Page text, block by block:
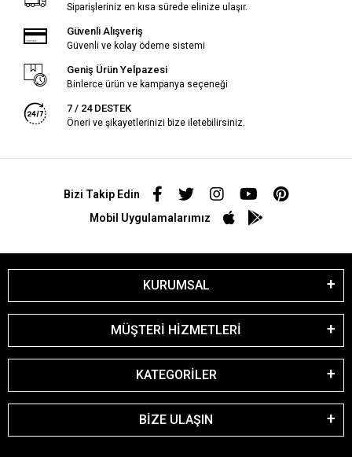
Siparişleriniz en kısa sürede elinize ulaşır.
Güvenli Alışveriş
Güvenli ve kolay ödeme sistemi
Geniş Ürün Yelpazesi
Binlerce ürün ve kampanya seçeneği
7 / 24 DESTEK
Öneri ve şikayetlerinizi bize iletebilirsiniz.
Bizi Takip Edin
Mobil Uygulamalarımız
KURUMSAL
MÜŞTERİ HİZMETLERİ
KATEGORİLER
BİZE ULAŞIN